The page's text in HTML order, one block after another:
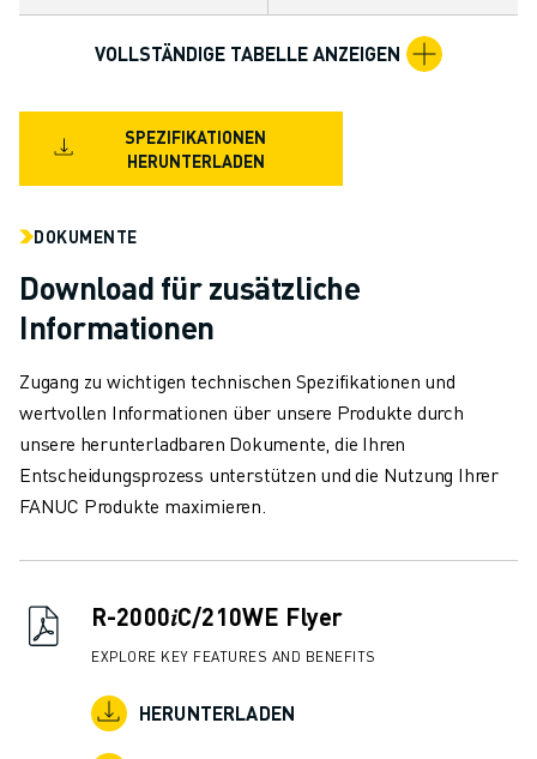
TECHNISCHE FERNUNTERSTÜTZUNG
ERSATZTEILE
DIGITALE SERVICE TOOLS
E-STORE
DOWNLOAD CENTER » MYFANUC
FANUC AKADEMIE
LÖSUNGEN FÜR DIE AUSBILDUNG
WORLDSKILLS & YOUNG TALENTS
NEWS & MEDIA
NEWS & MEDIA
EVENTS
BILDUNGSVERANSTALTUNGEN
ÜBER FANUC
UNSERE STANDORTE
NACHHALTIGKEIT
GESTALTEN SIE IHRE ZUKUNFT MIT FANUC
JETZT BEWERBEN » KARRIEREPORTAL
VOLLSTÄNDIGE TABELLE ANZEIGEN
SPEZIFIKATIONEN
HERUNTERLADEN
DOKUMENTE
Download für zusätzliche
Informationen
Zugang zu wichtigen technischen Spezifikationen und
wertvollen Informationen über unsere Produkte durch
unsere herunterladbaren Dokumente, die Ihren
Entscheidungsprozess unterstützen und die Nutzung Ihrer
FANUC Produkte maximieren.
R-2000𝑖C/210WE Flyer
EXPLORE KEY FEATURES AND BENEFITS
HERUNTERLADEN